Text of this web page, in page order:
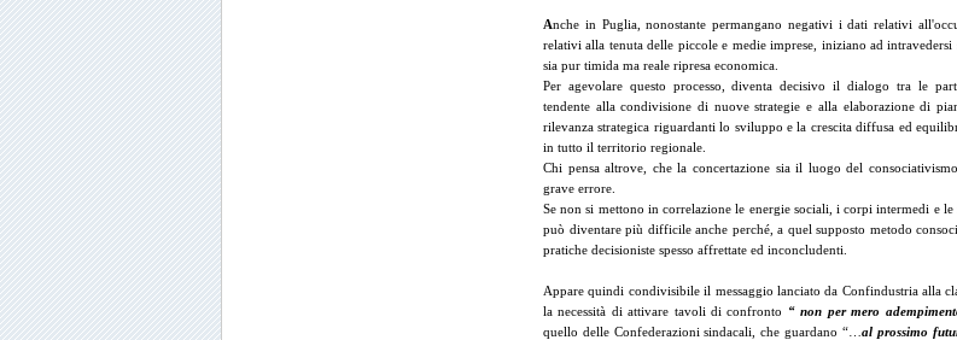
Anche in Puglia, nonostante permangano negativi i dati relativi
relativi alla tenuta delle piccole e medie imprese, iniziano ad intravedersi
sia pur timida ma reale ripresa economica.
Per agevolare questo processo, diventa decisivo il dialogo tra le
tendente alla condivisione di nuove strategie e alla elaborazione di
rilevanza strategica riguardanti lo sviluppo e la crescita diffusa ed
in tutto il territorio regionale.
Chi pensa altrove, che la concertazione sia il luogo del
grave errore.
Se non si mettono in correlazione le energie sociali, i corpi intermedi e
può diventare più difficile anche perché, a quel supposto metodo
pratiche decisioniste spesso affrettate ed inconcludenti.
Appare quindi condivisibile il messaggio lanciato da Confindustria alla
la necessità di attivare tavoli di confronto “ non per mero
quello delle Confederazioni sindacali, che guardano “… al prossimo